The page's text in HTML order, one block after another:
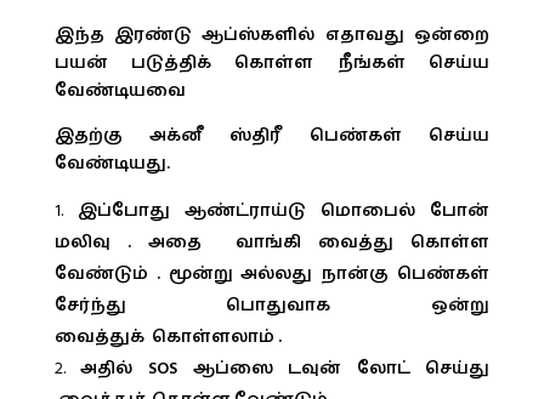
இந்த இரண்டு ஆப்ஸ்களில் எதாவது ஒன்றை
பயன் படுத்திக் கொள்ள நீங்கள் செய்ய
வேண்டியவை
இதற்கு அக்னீ ஸ்திரீ பெண்கள் செய்ய
வேண்டியது.
இப்போது ஆண்ட்ராய்டு மொபைல் போன்
மலிவு . அதை வாங்கி வைத்து கொள்ள
வேண்டும் . மூன்று அல்லது நான்கு பெண்கள்
சேர்ந்து பொதுவாக ஒன்று
வைத்துக் கொள்ளலாம் .
அதில் SOS ஆப்ஸை டவுன் லோட் செய்து